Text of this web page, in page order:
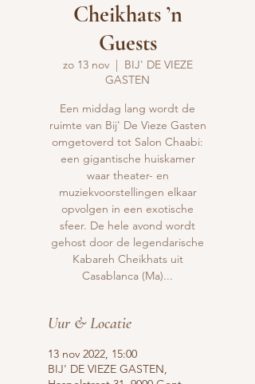
Cheikhats ’n
Guests
zo 13 nov
  |
BIJ' DE VIEZE
GASTEN
Een middag lang wordt de
ruimte van Bij' De Vieze Gasten
omgetoverd tot Salon Chaabi:
een gigantische huiskamer
waar theater- en
muziekvoorstellingen elkaar
opvolgen in een exotische
sfeer. De hele avond wordt
gehost door de legendarische
Kabareh Cheikhats uit
Casablanca (Ma)...
Uur & Locatie
13 nov 2022, 15:00
BIJ' DE VIEZE GASTEN,